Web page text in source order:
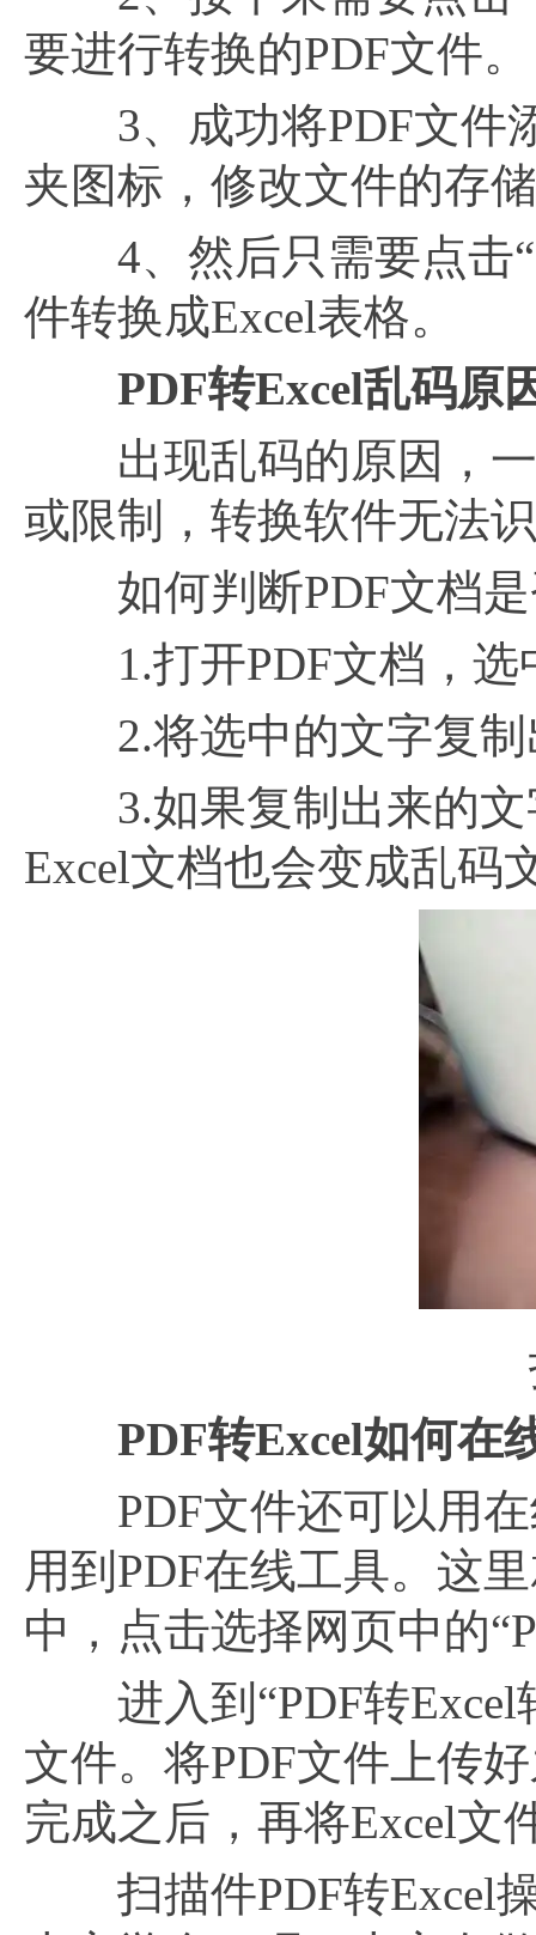
要进行转换的PDF文件。
3、成功将PDF文件
夹图标，修改文件的存
4、然后只需要点击“
件转换成Excel表格。
PDF转Excel乱码原
出现乱码的原因，一
或限制，转换软件无法
如何判断PDF文档是
1.打开PDF文档，选
2.将选中的文字复制
3.如果复制出来的文
Excel文档也会变成乱码
PDF转Excel如何在
PDF文件还可以用在
用到PDF在线工具。这
中，点击选择网页中的
进入到“PDF转Excel
文件。将PDF文件上传
完成之后，再将Excel文
扫描件PDF转Excel